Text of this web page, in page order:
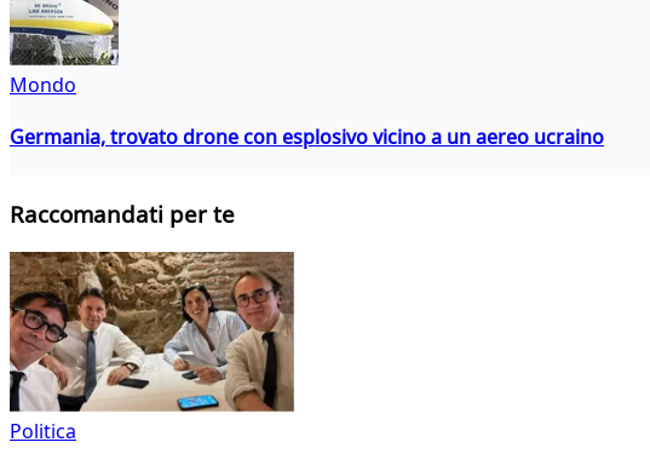
Mondo
Germania, trovato drone con esplosivo vicino a un aereo ucraino
Raccomandati per te
Politica